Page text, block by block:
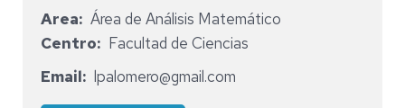
Area
Área de Análisis Matemático
Centro
Facultad de Ciencias
Email
lpalomero@gmail.com